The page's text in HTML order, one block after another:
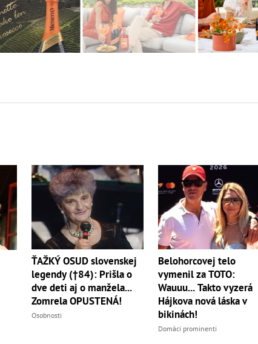
ŤAŽKÝ OSUD slovenskej
legendy (†84): Prišla o
dve deti aj o manžela...
Zomrela OPUSTENÁ!
Osobnosti
Belohorcovej telo
vymenil za TOTO:
Wauuu... Takto vyzerá
Hájkova nová láska v
bikinách!
Domáci prominenti